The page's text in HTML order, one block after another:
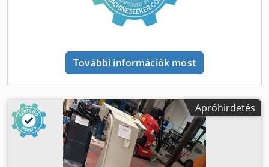
szállítása. - Forgácsoló olaj/hűtőfolyadék elválasztása a
forgácstól. Kivitelek - Tartállyal vagy anélkül, a forgácsoló
olaj/hűtőfolyadék rendszerbe való visszavezetéséhez. -
mm, 63,50 mm. - A láncosztás kiválasztása a szállítandó
forgácsmennyiség alapján. - A szalag szélességét, hosszát,
motorját és hajtóművét az óránkénti szállítási
hűtőfolyadék újrahasznosítását. Vezérlés - Kezelés
kapcsolótáblán vagy a szerszámgép CNC vezérlésén
keresztül. - Csatlakozóval történő vezérlés is lehetséges.
Megjegyzés: A képek csak tájékoztató jellegűek.
További információk most
Apróhirdetés